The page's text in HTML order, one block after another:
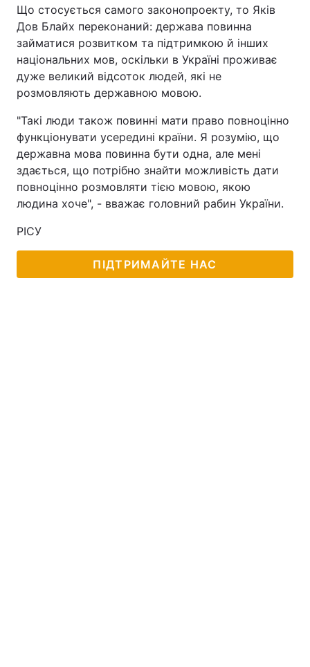
Тема оформлення
Що стосується самого законопроекту, то Яків
Дов Блайх переконаний: держава повинна
займатися розвитком та підтримкою й інших
національних мов, оскільки в Україні проживає
дуже великий відсоток людей, які не
розмовляють державною мовою.
"Такі люди також повинні мати право повноцінно
функціонувати усередині країни. Я розумію, що
державна мова повинна бути одна, але мені
здається, що потрібно знайти можливість дати
повноцінно розмовляти тією мовою, якою
людина хоче", - вважає головний рабин України.
РІСУ
ПІДТРИМАЙТЕ НАС